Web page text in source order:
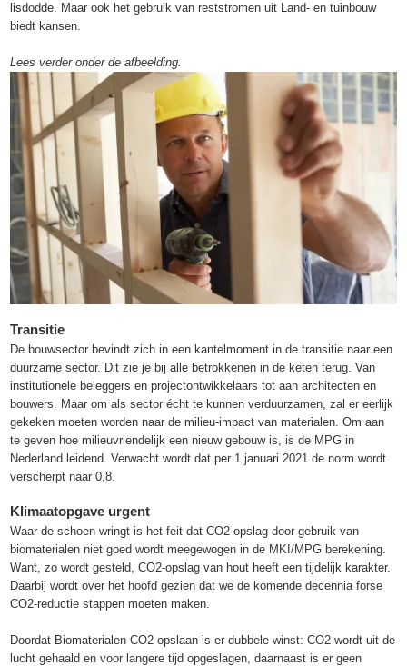
lisdodde. Maar ook het gebruik van reststromen uit Land- en tuinbouw
biedt kansen.
Lees verder onder de afbeelding.
Transitie
De bouwsector bevindt zich in een kantelmoment in de transitie naar een
duurzame sector. Dit zie je bij alle betrokkenen in de keten terug. Van
institutionele beleggers en projectontwikkelaars tot aan architecten en
bouwers. Maar om als sector écht te kunnen verduurzamen, zal er eerlijk
gekeken moeten worden naar de milieu-impact van materialen. Om aan
te geven hoe milieuvriendelijk een nieuw gebouw is, is de MPG in
Nederland leidend. Verwacht wordt dat per 1 januari 2021 de norm wordt
verscherpt naar 0,8.
Klimaatopgave urgent
Waar de schoen wringt is het feit dat CO2-opslag door gebruik van
biomaterialen niet goed wordt meegewogen in de MKI/MPG berekening.
Want, zo wordt gesteld, CO2-opslag van hout heeft een tijdelijk karakter.
Daarbij wordt over het hoofd gezien dat we de komende decennia forse
CO2-reductie stappen moeten maken.
Doordat Biomaterialen CO2 opslaan is er dubbele winst: CO2 wordt uit de
lucht gehaald en voor langere tijd opgeslagen, daarnaast is er geen